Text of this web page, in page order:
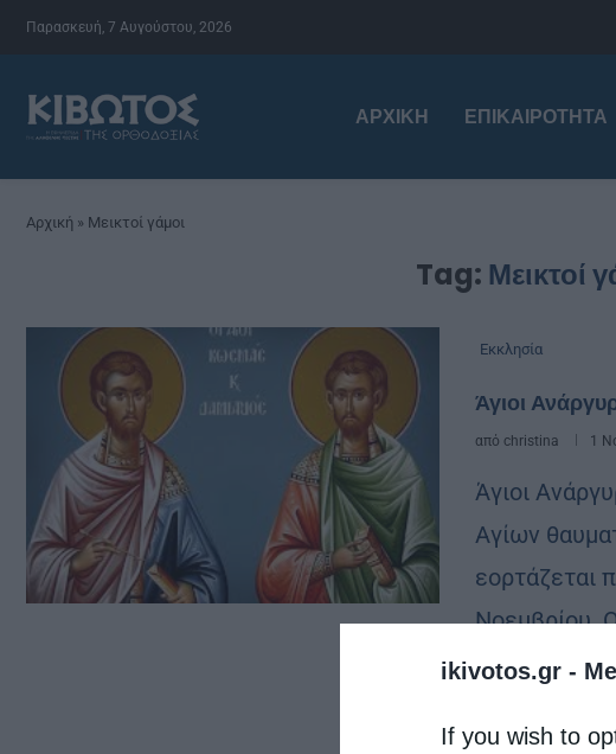
ikivotos.gr -
If you wish to
Παρασκευή, 7 Αυγούστου, 2026
ΑΡΧΙΚΉ ΕΠΙΚΑΙΡΌΤΗΤΑ
Αρχική » Μεικτοί γάμοι
Tag: Μεικτοί
Εκκλησία
Άγιοι
από christina 1
Άγιοι
Αγίων
εορτάζεται
Νοεμβρίου.